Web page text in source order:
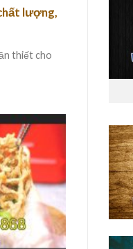
lượng,
thiết cho